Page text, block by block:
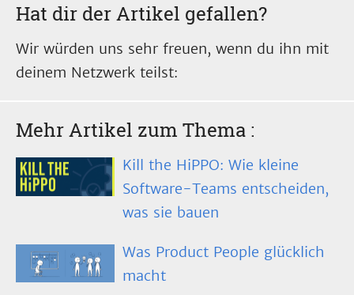
Hat dir der Artikel gefallen?
Wir würden uns sehr freuen, wenn du ihn mit
deinem Netzwerk teilst:
Mehr Artikel zum Thema :
Kill the HiPPO: Wie kleine
Software-Teams entscheiden,
was sie bauen
Was Product People glücklich
macht